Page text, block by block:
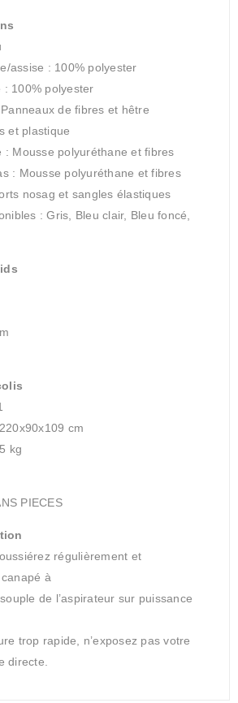
assise : 100% polyester
: 100% polyester
de fibres et hêtre
et plastique
: Mousse polyuréthane et fibres
: Mousse polyuréthane et fibres
nosag et sangles élastiques
: Gris, Bleu clair, Bleu foncé,
cm
kg
PIECES
régulièrement et
à
de l’aspirateur sur puissance
trop rapide, n’exposez pas votre
directe.